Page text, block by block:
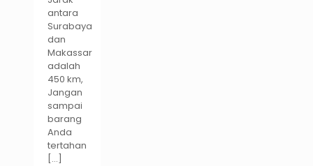
antara
Surabaya
dan
Makassar
adalah
450 km,
Jangan
sampai
barang
Anda
tertahan
[…]